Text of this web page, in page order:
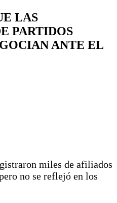
LAS
PARTIDOS
ANTE EL
miles de afiliados
no se reflejó en los